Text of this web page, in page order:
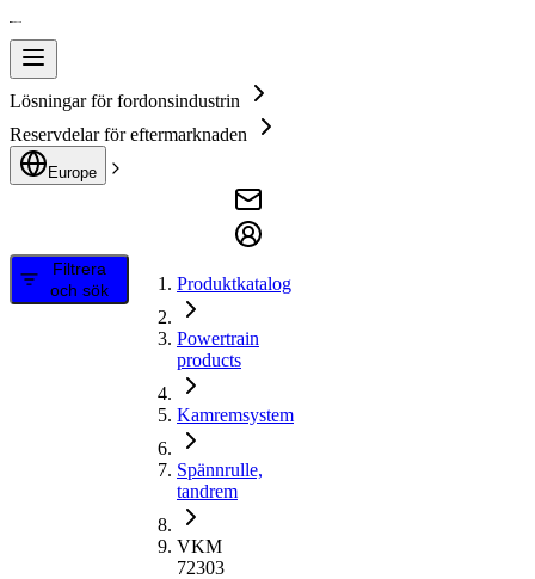
Lösningar för fordonsindustrin
Reservdelar för eftermarknaden
Europe
Filtrera
och sök
Produktkatalog
Powertrain
products
Kamremsystem
Spännrulle,
tandrem
VKM
72303